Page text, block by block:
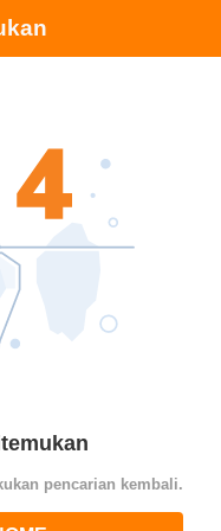
pencarian kembali.